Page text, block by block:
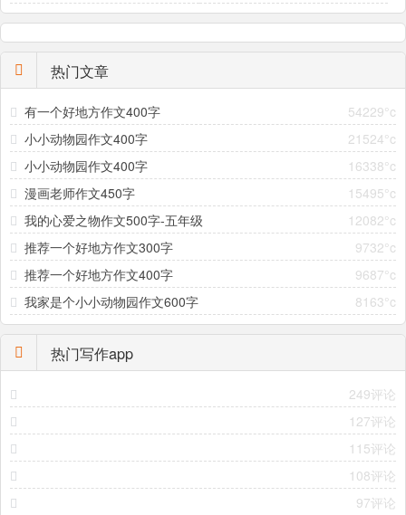
热门文章
54229°c
有一个好地方作文400字
21524°c
小小动物园作文400字
16338°c
小小动物园作文400字
15495°c
漫画老师作文450字
12082°c
我的心爱之物作文500字-五年级
9732°c
推荐一个好地方作文300字
9687°c
推荐一个好地方作文400字
8163°c
我家是个小小动物园作文600字
热门写作app
249评论
127评论
115评论
108评论
97评论